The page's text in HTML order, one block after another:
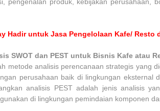
Hadir untuk Jasa Pengelolaan Kafe/ Resto
SWOT dan PEST untuk Bisnis Kafe atau
metode analisis perencanaan strategis yang
perusahaan baik di lingkungan eksternal
analisis PEST adalah jenis analisis
di lingkungan pemindaian komponen